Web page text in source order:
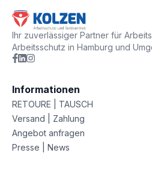
Ihr zuverlässiger Partner für
Arbeitsschutz in Hamburg und
Informationen
RETOURE | TAUSCH
Versand | Zahlung
Angebot anfragen
Presse | News